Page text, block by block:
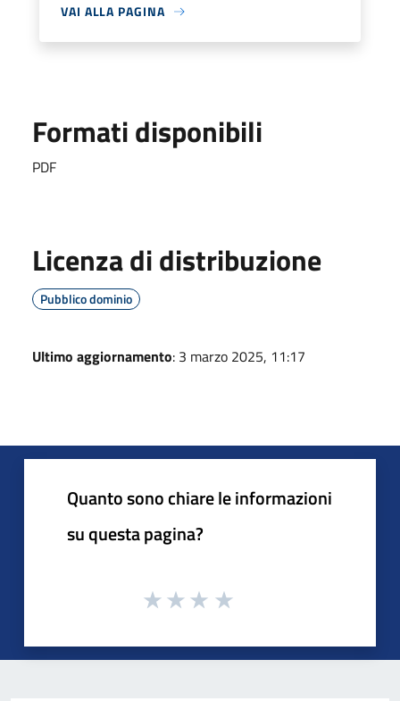
VAI ALLA PAGINA
Formati disponibili
PDF
Licenza di distribuzione
Pubblico dominio
Ultimo aggiornamento: 3 marzo 2025, 11:17
Quanto sono chiare le informazioni
su questa pagina?